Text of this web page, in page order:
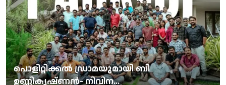
പൊളിറ്റിക്കല്‍ ഡ്രാമയുമായി ബി
ഉണ്ണികൃഷ്ണന്‍- നിവിന...